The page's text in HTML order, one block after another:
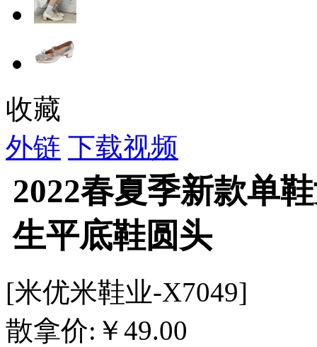
收藏
外链 下载视频
2022春夏季新款单
生平底鞋圆头
[米优米鞋业-X7049]
散拿价: ￥49.00